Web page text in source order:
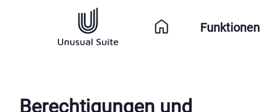
Funktionen
Berechtigungen und